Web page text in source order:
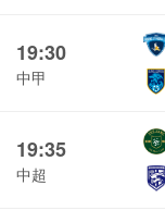
19:30
中甲
19:35
中超